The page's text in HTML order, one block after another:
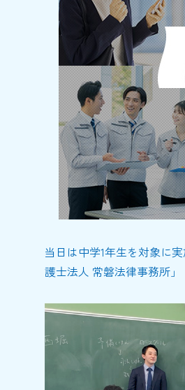
当日は中学1年生を対象に
護士法人 常磐法律事務所